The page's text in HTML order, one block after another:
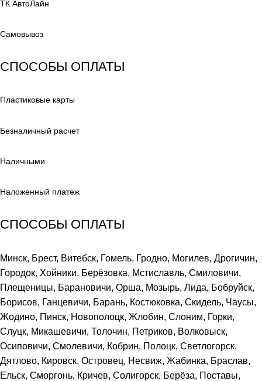
ТК АвтоЛайн
Самовывоз
СПОСОБЫ ОПЛАТЫ
Пластиковые карты
Безналичный расчет
Наличными
Наложенный платеж
СПОСОБЫ ОПЛАТЫ
Минск, Брест, Витебск, Гомель, Гродно, Могилев, Дрогичин,
Городок, Хойники, Берёзовка, Мстиславль, Смиловичи,
Плещеницы, Барановичи, Орша, Мозырь, Лида, Бобруйск,
Борисов, Ганцевичи, Барань, Костюковка, Скидель, Чаусы,
Жодино, Пинск, Новополоцк, Жлобин, Слоним, Горки,
Слуцк, Микашевичи, Толочин, Петриков, Волковыск,
Осиповичи, Смолевичи, Кобрин, Полоцк, Светлогорск,
Дятлово, Кировск, Островец, Несвиж, Жабинка, Браслав,
Ельск, Сморгонь, Кричев, Солигорск, Берёза, Поставы,